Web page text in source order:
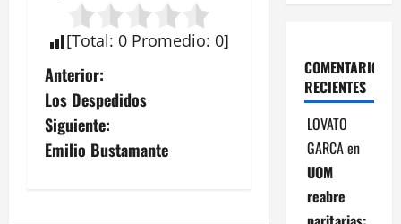
[Total: 0 Promedio: 0]
N
a
v
Anterior:
Los Despedidos
Siguiente:
Emilio Bustamante
COMENTARIOS
RECIENTES
LOVATO
GARCAen
UOM
reabre